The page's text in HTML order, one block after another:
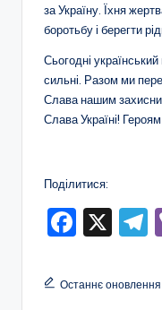
г
в
и
в
а
н
за Україну. Їхня
боротьбу і берегти
Сьогодні
сильні. Разом ми
Слава нашим
Слава Україні!
Поділитися:
F
c
X
Останнє